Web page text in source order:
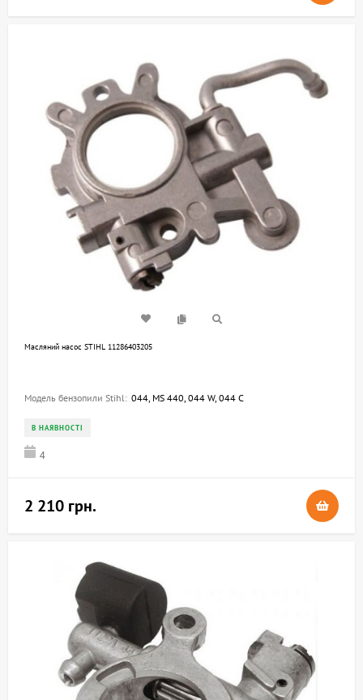
Масляний насос STIHL 11286403205
Модель бензопили Stihl: 044, MS 440, 044 W, 044 C
В НАЯВНОСТІ
4
2 210 грн.